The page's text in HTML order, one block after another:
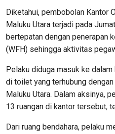
Diketahui, pembobolan Kantor
Maluku Utara terjadi pada
bertepatan dengan penerapan
(WFH) sehingga aktivitas
Pelaku diduga masuk ke
di toilet yang terhubung
Maluku Utara. Dalam aksinya,
13 ruangan di kantor tersebut,
Dari ruang bendahara, pelaku